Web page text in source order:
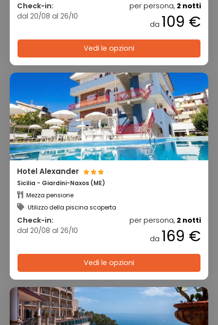
Check-in:
dal 20/08 al 26/10
per persona, 2 notti
da 109 €
Vedi le opzioni
Hotel Alexander
Sicilia - Giardini-Naxos (ME)
Mezza pensione
Utilizzo della piscina scoperta
Check-in:
dal 20/08 al 26/10
per persona, 2 notti
da 169 €
Vedi le opzioni